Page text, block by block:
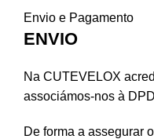
Envio e Pagamento
ENVIO
Na CUTEVELOX
associámos-nos à
De forma a assegurar